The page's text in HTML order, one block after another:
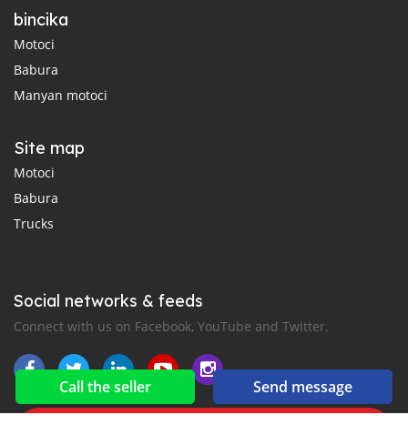
Call the seller Send message
bincika
Motoci
Babura
Manyan motoci
Site map
Motoci
Babura
Trucks
Social networks & feeds
Connect with us on Facebook, YouTube and Twitter.